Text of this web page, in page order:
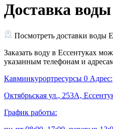
Доставка
Посмотреть доставки воды
Заказать воду в Ессентуках
указанным телефонам и
Кавминкурортресурсы 0 Адрес:
Октябрьская ул., 253А,
График работы: